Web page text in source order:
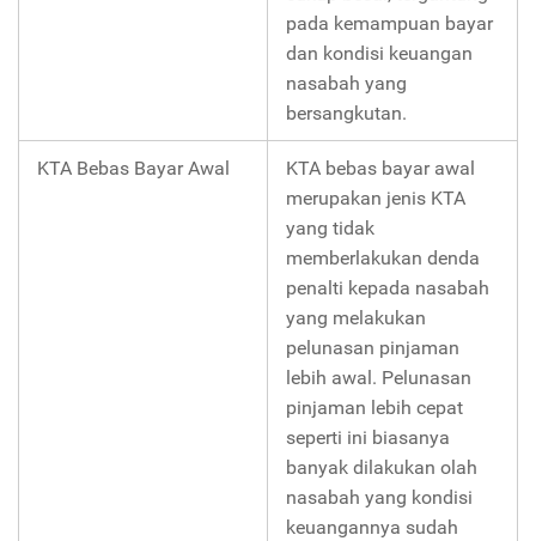
pada kemampuan bayar
dan kondisi keuangan
nasabah yang
bersangkutan.
KTA Bebas Bayar Awal
KTA bebas bayar awal
merupakan jenis KTA
yang tidak
memberlakukan denda
penalti kepada nasabah
yang melakukan
pelunasan pinjaman
lebih awal. Pelunasan
pinjaman lebih cepat
seperti ini biasanya
banyak dilakukan olah
nasabah yang kondisi
keuangannya sudah